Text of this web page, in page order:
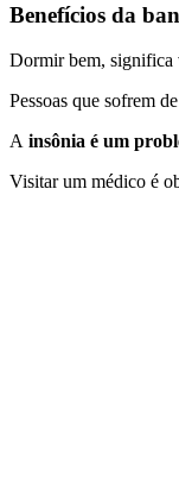
Benefícios da
Dormir bem, significa
Pessoas que sofrem
A insônia é um
Visitar um médico é